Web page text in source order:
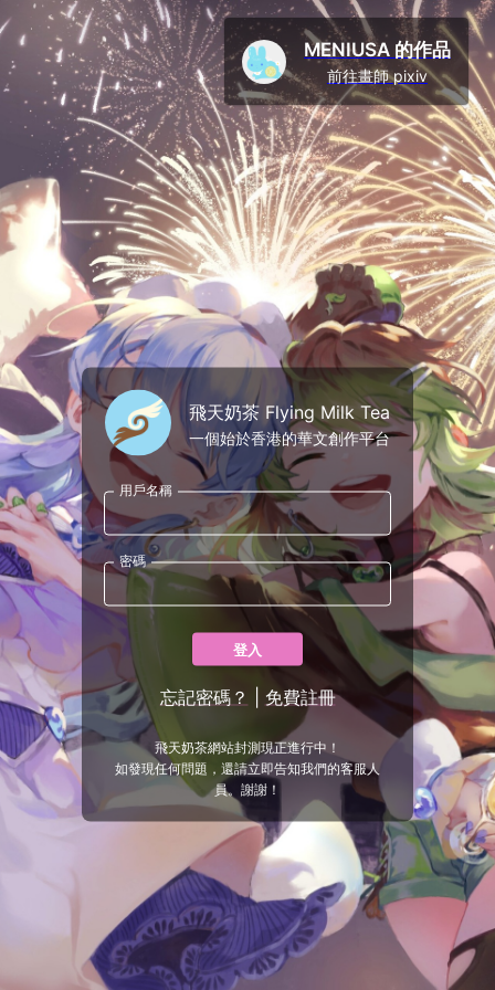
飛天奶茶 Flying Milk Tea
一個始於香港的華文創作平台
用戶名稱
密碼
登入
忘記密碼？ 免費註冊
飛天奶茶網站封測現正進行中！
如發現任何問題，還請立即告知我們的客服人
員。謝謝！
MENIUSA 的作品
前往畫師 pixiv